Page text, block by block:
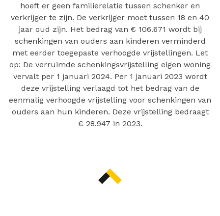
hoeft er geen familierelatie tussen schenker en
verkrijger te zijn. De verkrijger moet tussen 18 en 40
jaar oud zijn. Het bedrag van € 106.671 wordt bij
schenkingen van ouders aan kinderen verminderd
met eerder toegepaste verhoogde vrijstellingen. Let
op: De verruimde schenkingsvrijstelling eigen woning
vervalt per 1 januari 2024. Per 1 januari 2023 wordt
deze vrijstelling verlaagd tot het bedrag van de
eenmalig verhoogde vrijstelling voor schenkingen van
ouders aan hun kinderen. Deze vrijstelling bedraagt
€ 28.947 in 2023.